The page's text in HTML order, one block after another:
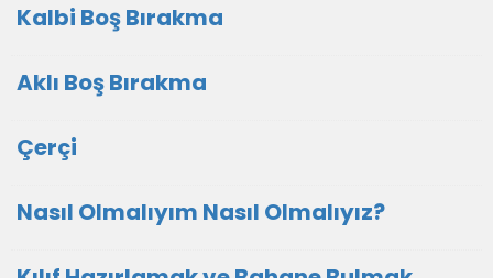
Kalbi Boş Bırakma
Aklı Boş Bırakma
Çerçi
Nasıl Olmalıyım Nasıl Olmalıyız?